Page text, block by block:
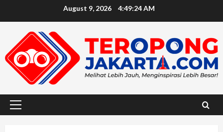
August 9, 2026 4:49:25 AM
Primary